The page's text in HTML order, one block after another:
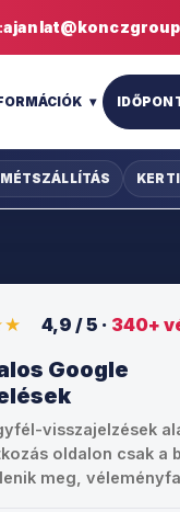
4,9 / 5 · 340+
Google
visszajelzések
oldalon csak a
meg,